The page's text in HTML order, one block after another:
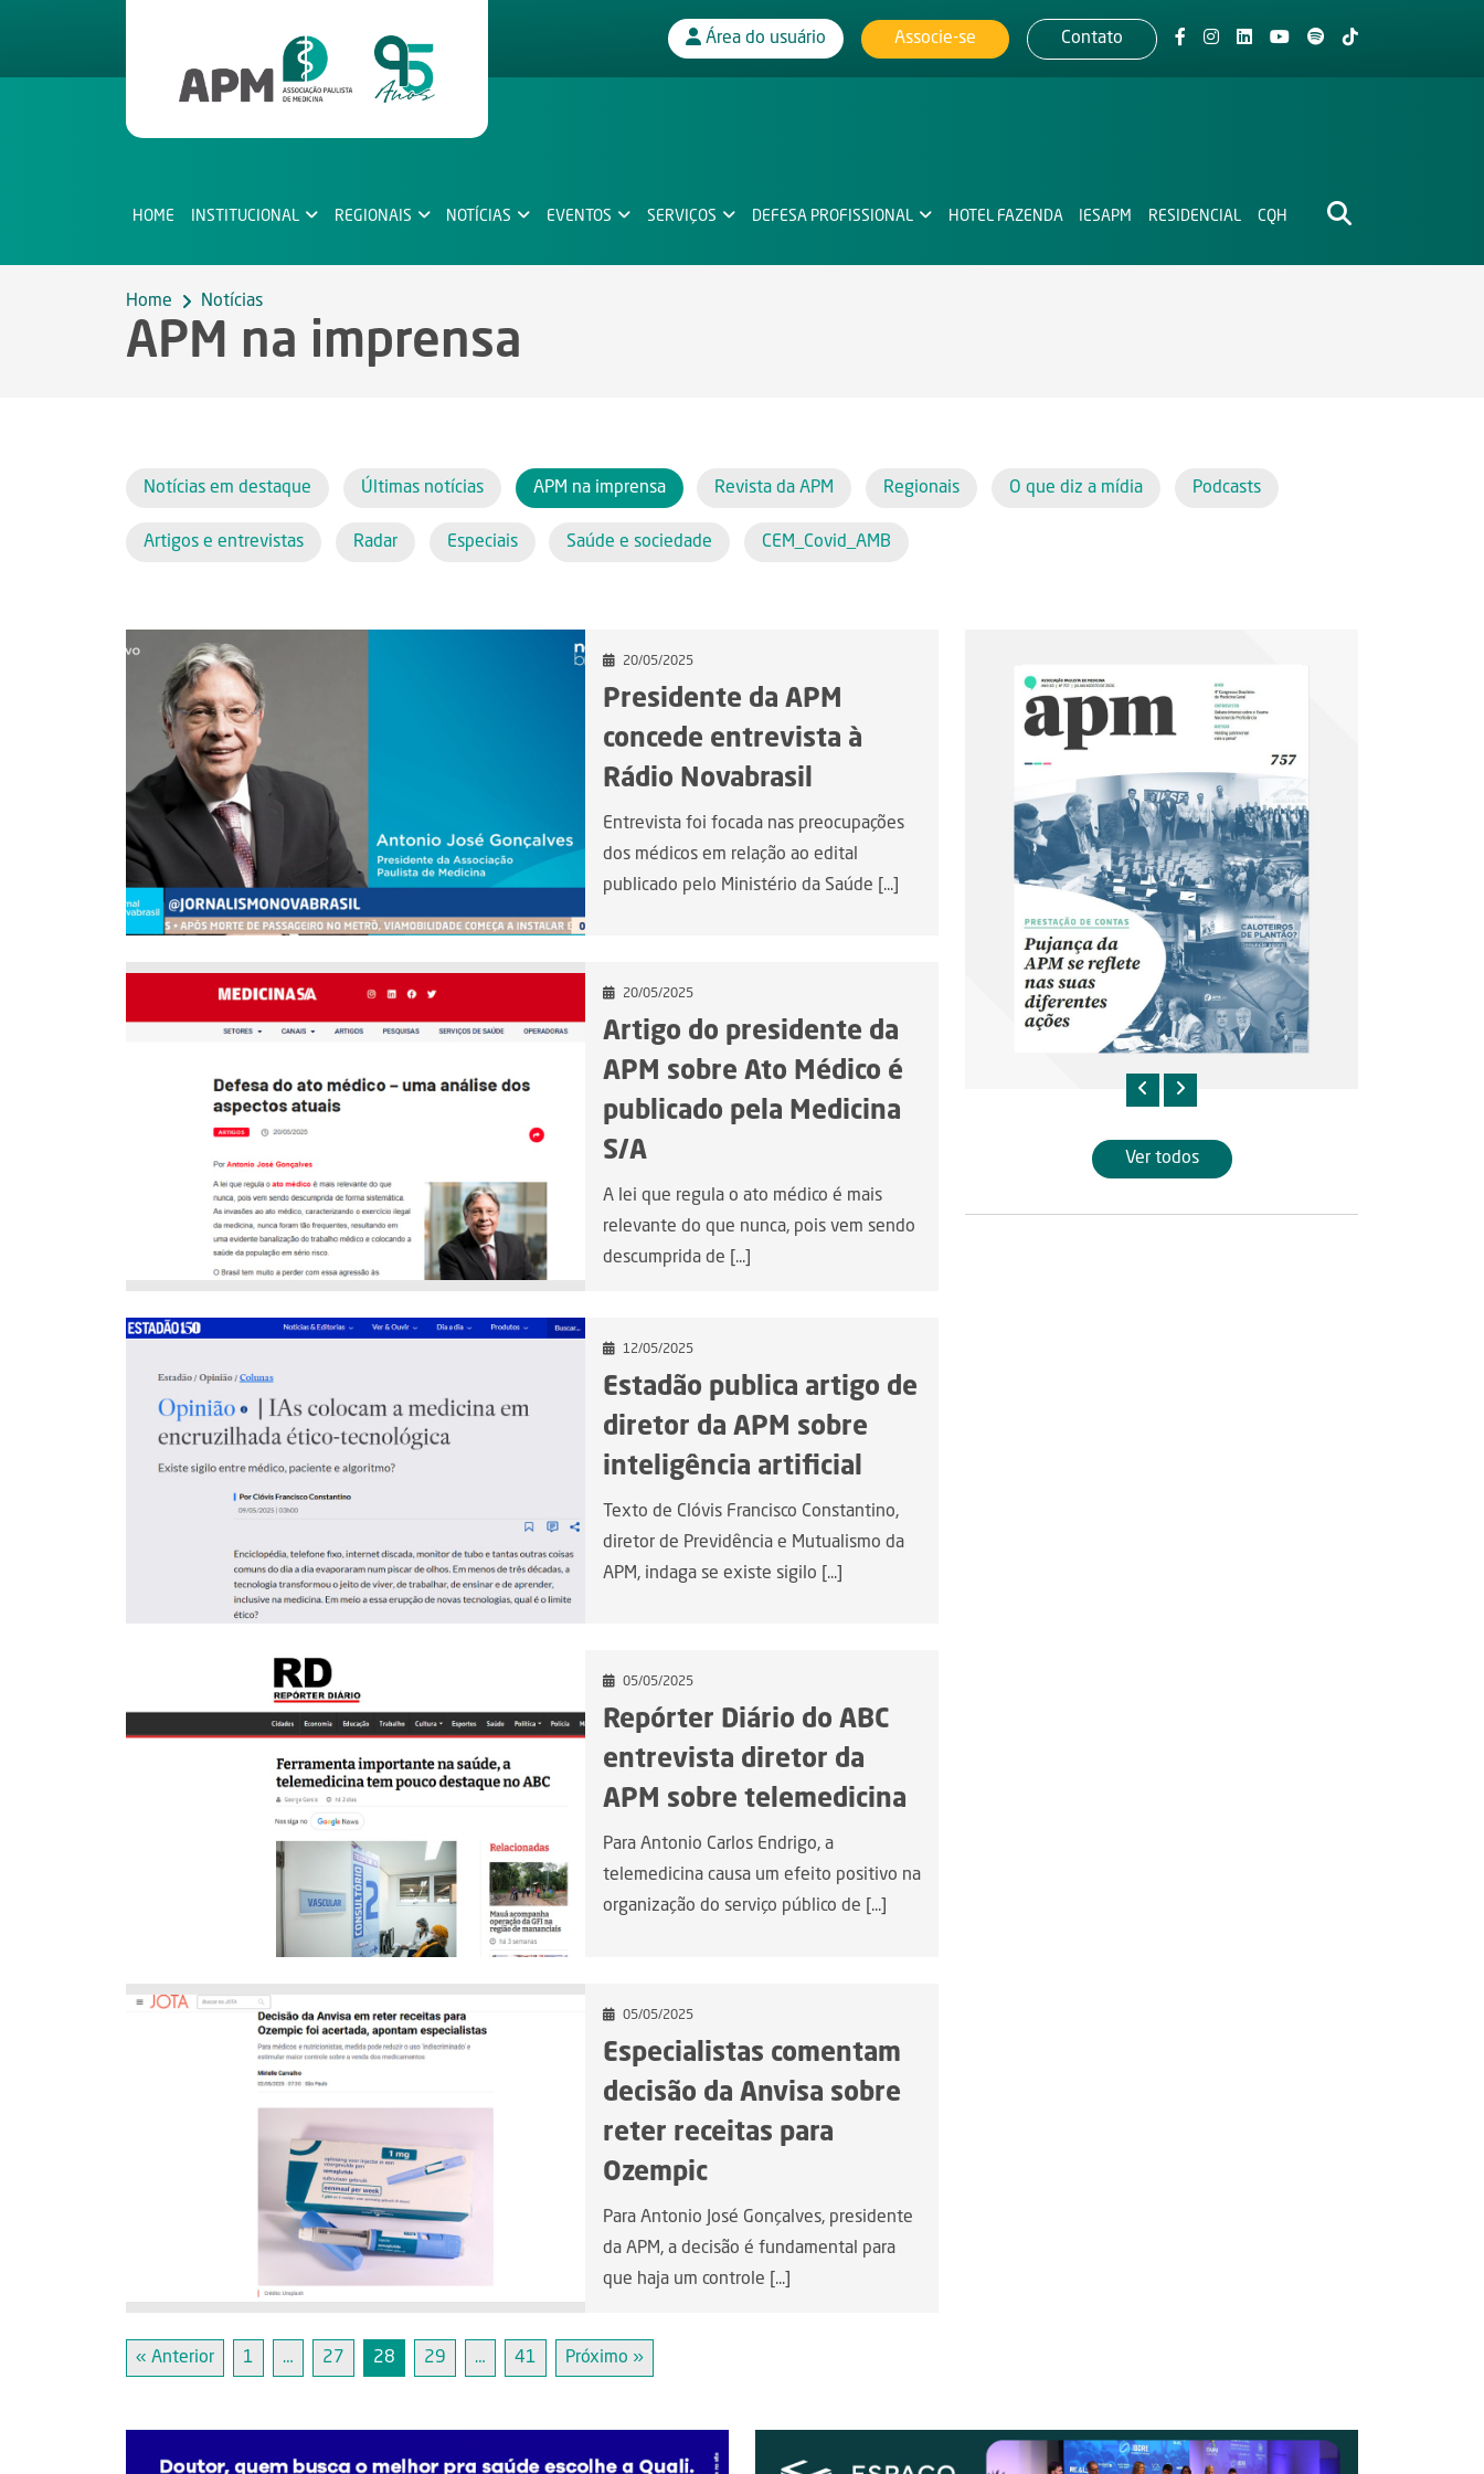
Área do usuário Associe-se Contato
HOME INSTITUCIONAL REGIONAIS NOTÍCIAS EVENTOS SERVIÇOS DEFESA PROFISSIONAL HOTEL FAZENDA IESAPM RESIDENCIAL CQH
Home Notícias
APM na imprensa
Notícias em destaque Últimas notícias APM na imprensa Revista da APM Regionais O que diz a mídia Podcasts
Artigos e entrevistas Radar Especiais Saúde e sociedade CEM_Covid_AMB
20/05/2025
Presidente da APM
concede entrevista à
Rádio Novabrasil
Entrevista foi focada nas preocupações
dos médicos em relação ao edital
publicado pelo Ministério da Saúde [...]
20/05/2025
Artigo do presidente da
APM sobre Ato Médico é
publicado pela Medicina
S/A
A lei que regula o ato médico é mais
relevante do que nunca, pois vem sendo
descumprida de [...]
12/05/2025
Estadão publica artigo de
diretor da APM sobre
inteligência artificial
Texto de Clóvis Francisco Constantino,
diretor de Previdência e Mutualismo da
APM, indaga se existe sigilo [...]
05/05/2025
Repórter Diário do ABC
entrevista diretor da
APM sobre telemedicina
Para Antonio Carlos Endrigo, a
telemedicina causa um efeito positivo na
organização do serviço público de [...]
05/05/2025
Especialistas comentam
decisão da Anvisa sobre
reter receitas para
Ozempic
Para Antonio José Gonçalves, presidente
da APM, a decisão é fundamental para
que haja um controle [...]
« Anterior 1 … 27 28 29 … 41 Próximo »
Ver todos